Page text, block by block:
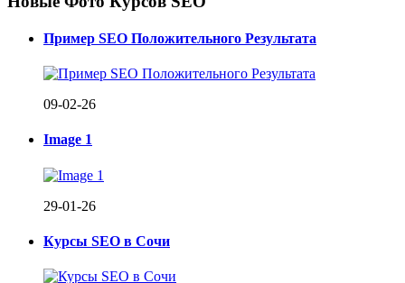
Пример SEO Положительного Результата
09-02-26
Image 1
29-01-26
Курсы SEO в Сочи